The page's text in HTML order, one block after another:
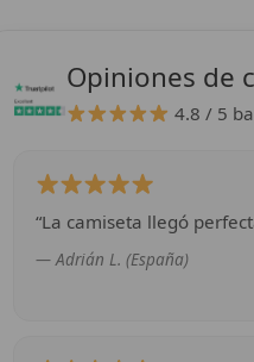
Opiniones de
4.8 / 5
“La camiseta llegó
— Adrián L. (España)